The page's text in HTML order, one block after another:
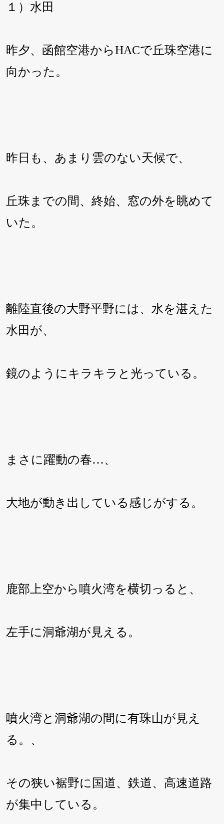
１）水田
昨夕、函館空港からHACで丘珠空港に
向かった。
昨日も、あまり雲のない天候で、
丘珠までの間、終始、窓の外を眺めて
いた。
離陸直後の大野平野には、水を湛えた
水田が、
鏡のようにキラキラと光っている。
まさに躍動の春…、
大地が動き出している感じがする。
鹿部上空から噴火湾を横切っると、
左手に洞爺湖が見える。
噴火湾と洞爺湖の間に有珠山が見え
る。、
その狭い裾野に国道、鉄道、高速道路
が集中している。